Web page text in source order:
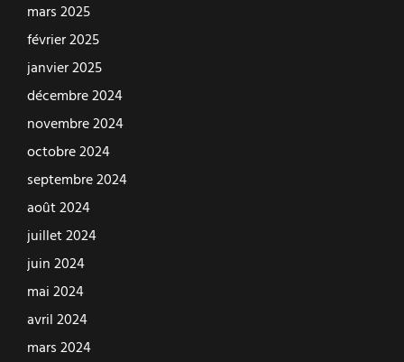
mars 2025
février 2025
janvier 2025
décembre 2024
novembre 2024
octobre 2024
septembre 2024
août 2024
juillet 2024
juin 2024
mai 2024
avril 2024
mars 2024